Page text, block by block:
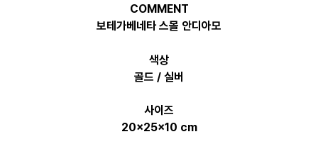
COMMENT
보테가베네타 스몰 안디아모
색상
골드 / 실버
사이즈
20x25x10 cm